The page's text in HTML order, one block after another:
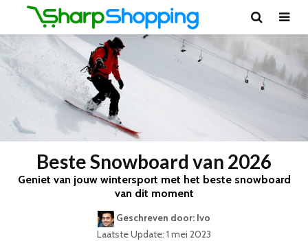
Beste Snowboard van 2026
Geniet van jouw wintersport met het beste snowboard
van dit moment
Geschreven door: Ivo
Laatste Update: 1 mei 2023